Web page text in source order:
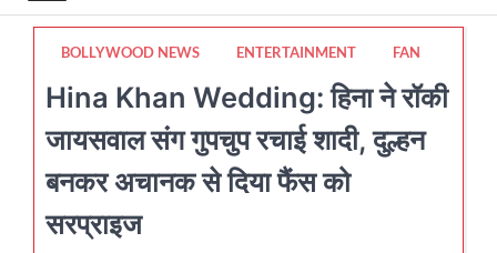
BOLLYWOOD NEWS ENTERTAINMENT FAN
Hina Khan Wedding: हिना ने रॉकी
जायसवाल संग गुपचुप रचाई शादी, दुल्हन
बनकर अचानक से दिया फैंस को
सरप्राइज